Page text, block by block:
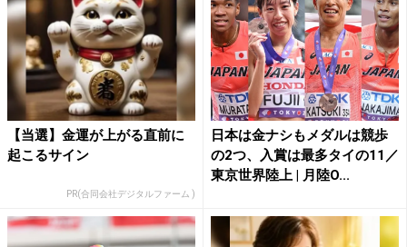
【当選】金運が上がる直前に
起こるサイン
PR(合同会社デジタルファーム )
日本は金ナシもメダルは競歩
の2つ、入賞は最多タイの11／
東京世界陸上 | 月陸O...